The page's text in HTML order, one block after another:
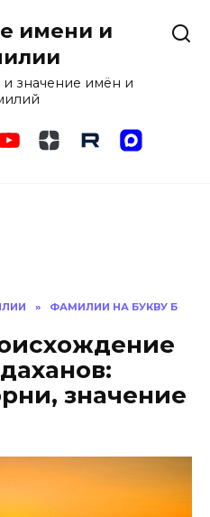
имени и
значение имён и
» ФАМИЛИИ НА БУКВУ Б
значение